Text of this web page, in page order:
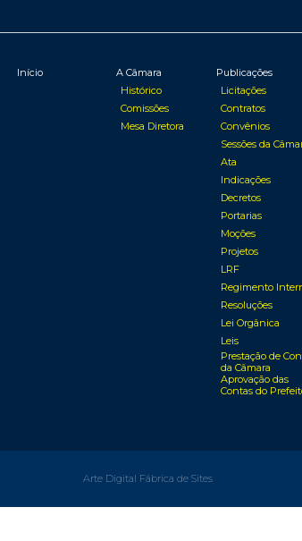
Início
A Câmara
Histórico
Comissões
Mesa Diretora
Publicações
Licitações
Contratos
Convênios
Sessões da
Ata
Indicações
Decretos
Portarias
Moções
Projetos
LRF
Regimento
Resoluções
Lei Orgânica
Leis
Prestação de
da Câmara
Aprovação das
Contas do
Arte Digital Fábrica de Sites